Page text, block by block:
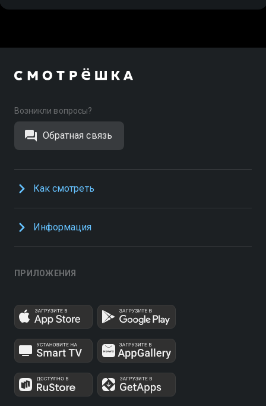
Возникли вопросы?
Обратная связь
Как смотреть
Информация
ПРИЛОЖЕНИЯ